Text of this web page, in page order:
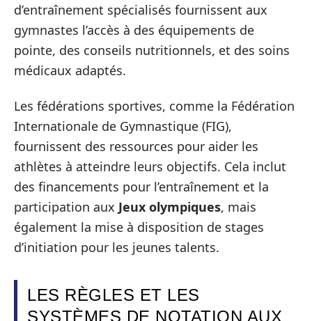
d’entraînement spécialisés fournissent aux
gymnastes l’accès à des équipements de
pointe, des conseils nutritionnels, et des soins
médicaux adaptés.
Les fédérations sportives, comme la Fédération
Internationale de Gymnastique (FIG),
fournissent des ressources pour aider les
athlètes à atteindre leurs objectifs. Cela inclut
des financements pour l’entraînement et la
participation aux Jeux olympiques, mais
également la mise à disposition de stages
d’initiation pour les jeunes talents.
LES RÈGLES ET LES
SYSTÈMES DE NOTATION AUX